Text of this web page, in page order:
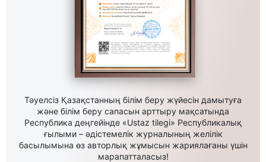
Тәуелсіз Қазақстанның білім беру жүйесін дамытуға
және білім беру сапасын арттыру мақсатында
Республика деңгейінде «Ustaz tilegi» Республикалық
ғылыми – әдістемелік журналының желілік
басылымына өз авторлық жұмысын жариялағаны үшін
марапатталасыз!